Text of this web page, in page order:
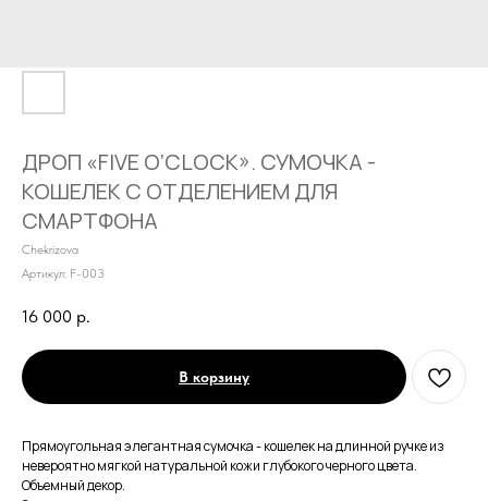
ДРОП «FIVE O’CLOCK». СУМОЧКА -
КОШЕЛЕК С ОТДЕЛЕНИЕМ ДЛЯ
СМАРТФОНА
Chekrizova
Артикул: F-003
16 000 р.
В корзину
Прямоугольная элегантная сумочка - кошелек на длинной ручке из
невероятно мягкой натуральной кожи глубокого черного цвета.
Объемный декор.